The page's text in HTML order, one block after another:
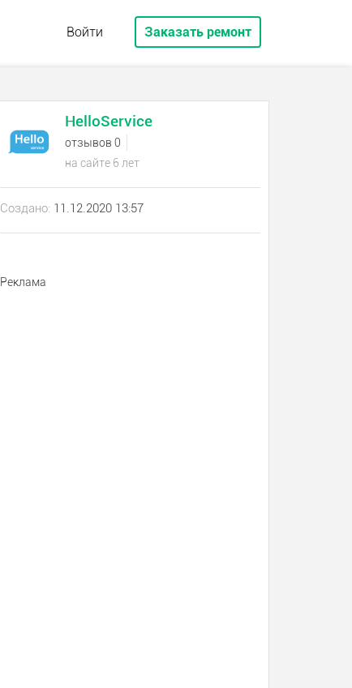
Войти Заказать ремонт
HelloService
отзывов 0
на сайте 6 лет
Создано: 11.12.2020 13:57
Реклама